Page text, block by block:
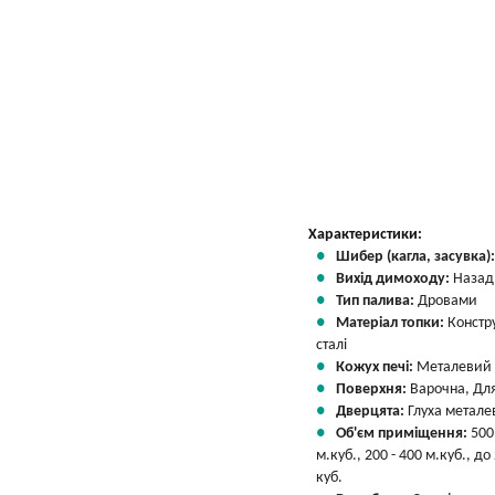
Характеристики:
Шибер (кагла,
Вихід димоходу: Назад
Тип палива: Дровами
Матеріал топки:
сталі
Кожух печі: Металевий
Поверхня: Варочна, Для
Дверцята: Глуха
Об'єм приміщення:
м.куб., 200 - 400 м.куб., до
куб.